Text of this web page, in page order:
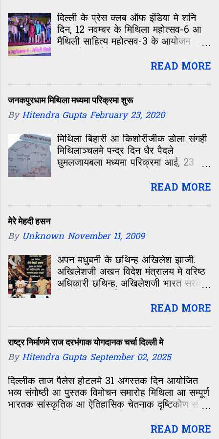
दिल्ली के प्रेस क्लब ऑफ इंडिया मे शनि
दिन, 12 नवम्बर के मिथिला महोत्सव-6 आ
मैथिली साहित्य महोत्सव-3 के आयोजन
एसोसिएशन, प्रेस क्लब ऑफ इंडिया आ
कार्यक्रम केर आयोजन कएल गेल।
आयोजनक शुरुआत मैथिली साहित्य महोत्सव
३ सं भेल। साहित्य महोत्सव के दू सत्र मे
दूटा विषय पर चर्चा भेल, ‘हवाई जहाज
दरभंगा पहुँचला पर मिथिलाक विकास केँ
कतेक पाँखि भेटल’ आ
READ MORE
जनकपुरधाम मिथिला मध्यमा परिक्रमा शुरू
ByHitendra Gupta February 23, 2020
मिथिला बिहारी आ किशोरीजीक डोला संगही
मिथिलाञ्चलमे पन्द्र दिन धैर पैदले
घुमलजायबला मध्यमा परिक्रमा आई, 23
READ MORE
मेरे मेहदी हसन
By Unknown November 11, 2009
अपन मधुबनी के छथिन्ह अखिलेश झाजी.
अखिलेशजी अखन विदेश मंत्रालय मे वरिष्ठ
अधिकारी छथिन्ह. अखिलेशजी भारत सरकार
छथिन्ह. बड़ नीक लोक छथिन्ह. मिथिलाक
छथिन्ह. कइटा किताब सेहो लिख चुकल
छथिन्ह. हिनकर लेख प्रमुख पत्र-पत्रिका मे
सेहो छपैत रहय छनि. पिछला दिन हिनकर
एकटा आओर किताब आएल मेरे मेहदी हसन.
हिनकर ई किताब रेमाधव प्रकाशन सं अछि.
मिथिलाक लोक कथा पर आएल किताब सेहो
रेमाधव सं छलन्हि. मेरे मेंहदी हसन किताब
हिंदी आओर उर्दू दुनू भाषा मे आएल अछि.
जल्दीए अंग्रेजी मे सेहो आएत. एहि किताब के
READ MORE
राष्ट्र निर्माणमे राज दरभंगाक योगदानक चर्चा दिल्ली मे
ByHitendra Gupta September 02, 2025
दिल्लीक ताज पैलेस होटलमे 31 अगस्तक दिन आयोजित
भव्य संगोष्ठी आ पुस्तक विमोचन समारोह मिथिला आ सम्पूर्ण
भारतक सांस्कृतिक आ ऐतिहासिक चेतनाक दृष्टिकोण सं
READ MORE